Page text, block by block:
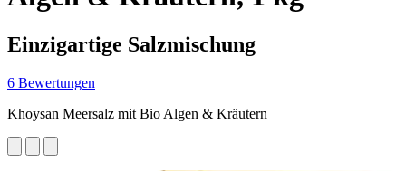
Einzigartige Salzmischung
6 Bewertungen
Khoysan Meersalz mit Bio Algen & Kräutern